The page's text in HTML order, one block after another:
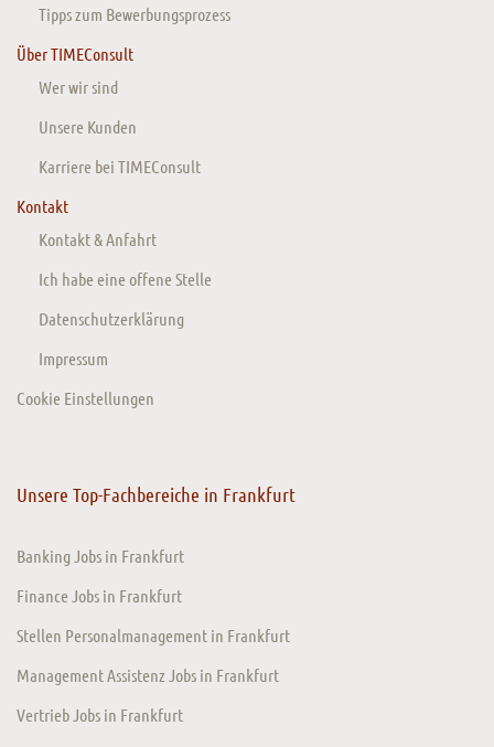
Tipps zum Bewerbungsprozess
Über TIMEConsult
Wer wir sind
Unsere Kunden
Karriere bei TIMEConsult
Kontakt
Kontakt & Anfahrt
Ich habe eine offene Stelle
Datenschutzerklärung
Impressum
Cookie Einstellungen
Unsere Top-Fachbereiche in Frankfurt
Banking Jobs in Frankfurt
Finance Jobs in Frankfurt
Stellen Personalmanagement in Frankfurt
Management Assistenz Jobs in Frankfurt
Vertrieb Jobs in Frankfurt